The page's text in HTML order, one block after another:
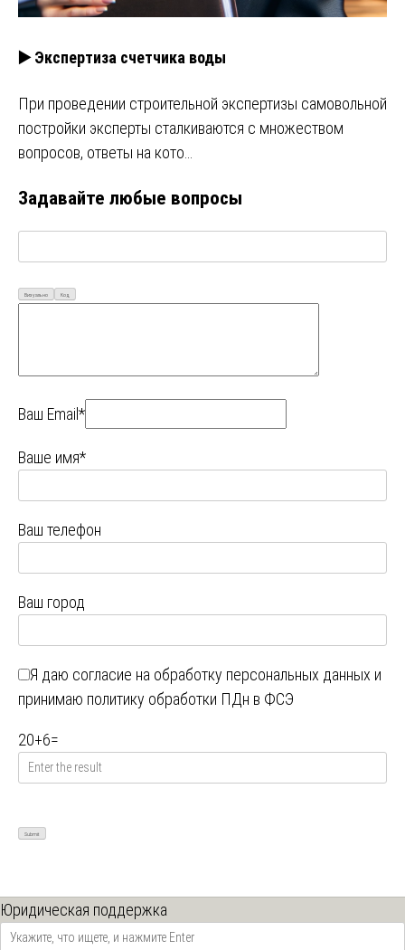
▶️ Экспертиза счетчика воды
При проведении строительной экспертизы самовольной
постройки эксперты сталкиваются с множеством
вопросов, ответы на кото…
Задавайте любые вопросы
Визуально Код
Ваш Email*
Ваше имя*
Ваш телефон
Ваш город
Я даю согласие на обработку персональных данных и
принимаю политику обработки ПДн в ФСЭ
20+6=
Юридическая поддержка